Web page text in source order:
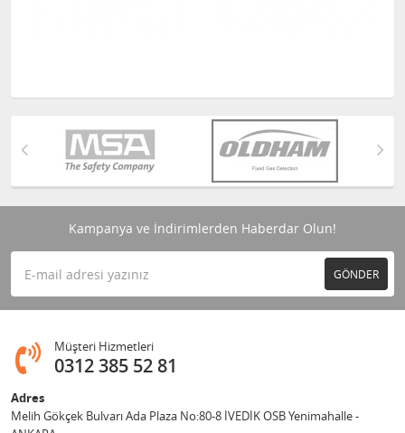
Kampanya ve İndirimlerden Haberdar Olun!
GÖNDER
Müşteri Hizmetleri
0312 385 52 81
Adres
Melih Gökçek Bulvarı Ada Plaza No:80-8 İVEDİK OSB Yenimahalle -